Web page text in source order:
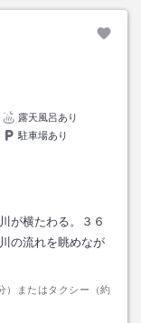
露天風呂あり
駐車場あり
が横たわる。３６
の流れを眺めなが
）またはタクシー（約